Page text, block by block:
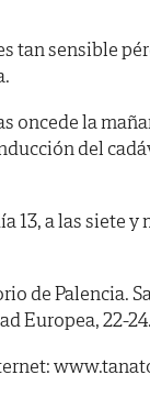
tan sensible
oncede la
del
13, a las siete
de Palencia.
Europea, 22-